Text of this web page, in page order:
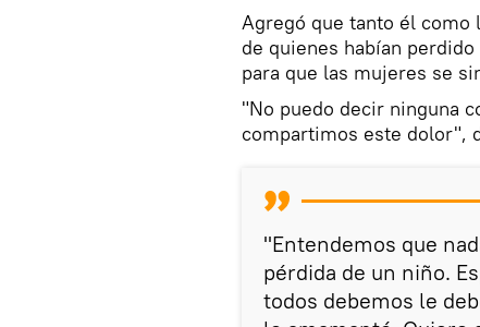
Agregó que tanto él
de quienes habían
para que las mujeres se
"No puedo decir ninguna
compartimos este dolor",
"Entendemos que
pérdida de un niño.
todos debemos le